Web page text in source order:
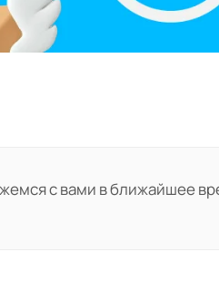
с вами в ближайшее